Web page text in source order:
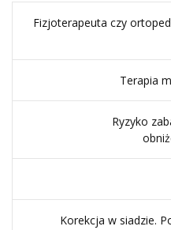
Fizjoterapeuta czy
Terapia
Ryzyko
Korekcja w siadzie.